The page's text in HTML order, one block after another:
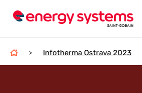
> Infotherma Ostrava 2023